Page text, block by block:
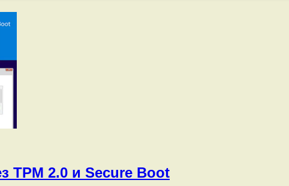
TPM 2.0 и Secure Boot